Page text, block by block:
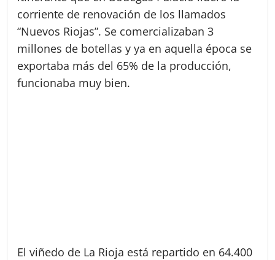
corriente de renovación de los llamados
“Nuevos Riojas”. Se comercializaban 3
millones de botellas y ya en aquella época se
exportaba más del 65% de la producción,
funcionaba muy bien.
El viñedo de La Rioja está repartido en 64.400